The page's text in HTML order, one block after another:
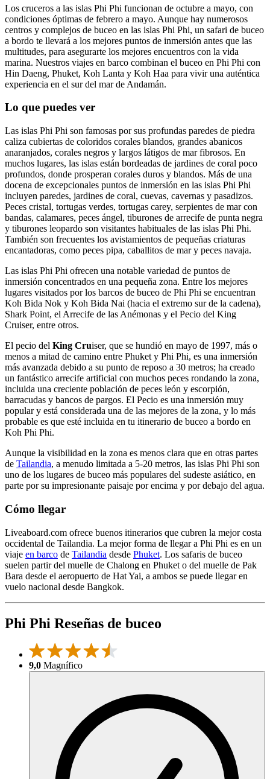
Los cruceros a las islas Phi Phi funcionan de octubre a mayo, con
condiciones óptimas de febrero a mayo. Aunque hay numerosos
centros y complejos de buceo en las islas Phi Phi, un safari de buceo
a bordo te llevará a los mejores puntos de inmersión antes que las
multitudes, para asegurarte los mejores encuentros con la vida
marina. Nuestros viajes en barco combinan el buceo en Phi Phi con
Hin Daeng, Phuket, Koh Lanta y Koh Haa para vivir una auténtica
experiencia en el sur del mar de Andamán.
Lo que puedes ver
Las islas Phi Phi son famosas por sus profundas paredes de piedra
caliza cubiertas de coloridos corales blandos, grandes abanicos
anaranjados, corales negros y largos látigos de mar fibrosos. En
muchos lugares, las islas están bordeadas de jardines de coral poco
profundos, donde prosperan corales duros y blandos. Más de una
docena de excepcionales puntos de inmersión en las islas Phi Phi
incluyen paredes, jardines de coral, cuevas, cavernas y pasadizos.
Peces cristal, tortugas verdes, tortugas carey, serpientes de mar con
bandas, calamares, peces ángel, tiburones de arrecife de punta negra
y tiburones leopardo son visitantes habituales de las islas Phi Phi.
También son frecuentes los avistamientos de pequeñas criaturas
encantadoras, como peces pipa, caballitos de mar y peces navaja.
Las islas Phi Phi ofrecen una notable variedad de puntos de
inmersión concentrados en una pequeña zona. Entre los mejores
lugares visitados por los barcos de buceo de Phi Phi se encuentran
Koh Bida Nok y Koh Bida Nai (hacia el extremo sur de la cadena),
Shark Point, el Arrecife de las Anémonas y el Pecio del King
Cruiser, entre otros.
El pecio del King Cruiser, que se hundió en mayo de 1997, más o
menos a mitad de camino entre Phuket y Phi Phi, es una inmersión
más avanzada debido a su punto de reposo a 30 metros; ha creado
un fantástico arrecife artificial con muchos peces rondando la zona,
incluida una creciente población de peces león y escorpión,
barracudas y bancos de pargos. El Pecio es una inmersión muy
popular y está considerada una de las mejores de la zona, y lo más
probable es que esté incluida en tu itinerario de buceo a bordo en
Koh Phi Phi.
Aunque la visibilidad en la zona es menos clara que en otras partes
de Tailandia, a menudo limitada a 5-20 metros, las islas Phi Phi son
uno de los lugares de buceo más populares del sudeste asiático, en
parte por su impresionante paisaje por encima y por debajo del agua.
Cómo llegar
Liveaboard.com ofrece buenos itinerarios que cubren la mejor costa
occidental de Tailandia. La mejor forma de llegar a Phi Phi es en un
viaje en barco de Tailandia desde Phuket. Los safaris de buceo
suelen partir del muelle de Chalong en Phuket o del muelle de Pak
Bara desde el aeropuerto de Hat Yai, a ambos se puede llegar en
vuelo nacional desde Bangkok.
Phi Phi Reseñas de buceo
9,0 Magnífico